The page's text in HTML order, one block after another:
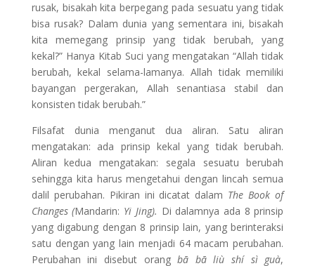
rusak, bisakah kita berpegang pada sesuatu yang tidak
bisa rusak? Dalam dunia yang sementara ini, bisakah
kita memegang prinsip yang tidak berubah, yang
kekal?” Hanya Kitab Suci yang mengatakan “Allah tidak
berubah, kekal selama-lamanya. Allah tidak memiliki
bayangan pergerakan, Allah senantiasa stabil dan
konsisten tidak berubah.”
Filsafat dunia menganut dua aliran. Satu aliran
mengatakan: ada prinsip kekal yang tidak berubah.
Aliran kedua mengatakan: segala sesuatu berubah
sehingga kita harus mengetahui dengan lincah semua
dalil perubahan. Pikiran ini dicatat dalam The Book of
Changes (Mandarin: Yi Jing). Di dalamnya ada 8 prinsip
yang digabung dengan 8 prinsip lain, yang berinteraksi
satu dengan yang lain menjadi 64 macam perubahan.
Perubahan ini disebut orangbā bā liù shí sì guà,